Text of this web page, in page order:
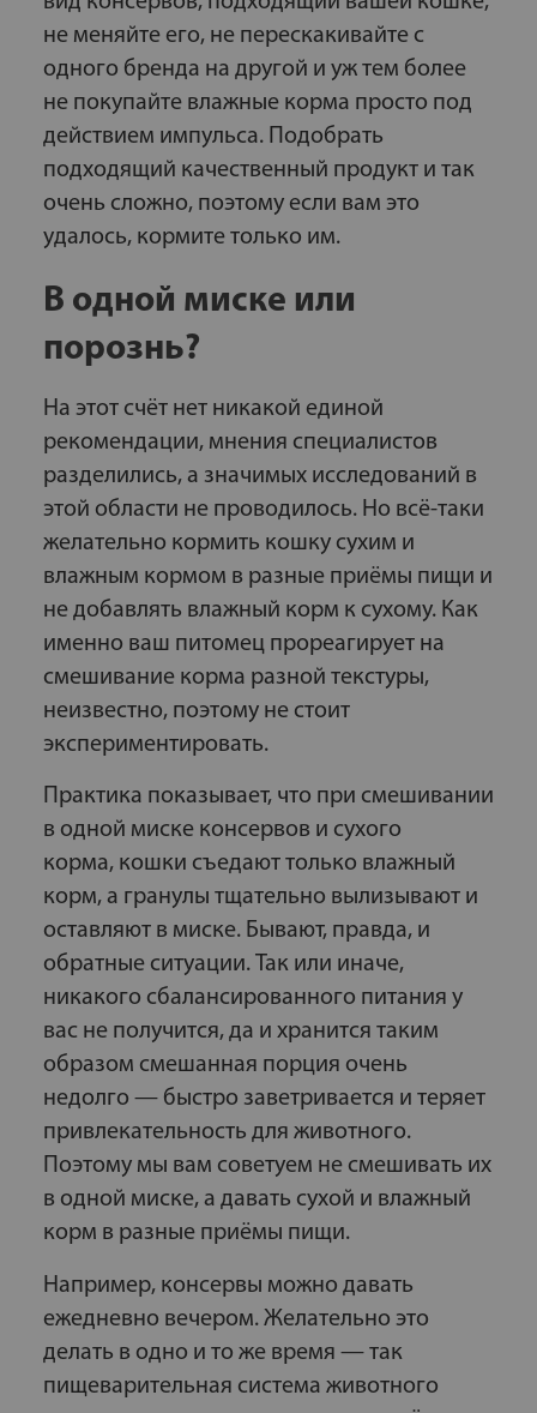
не меняйте его, не перескакивайте с
одного бренда на другой и уж тем более
не покупайте влажные корма просто под
действием импульса. Подобрать
подходящий качественный продукт и так
очень сложно, поэтому если вам это
удалось, кормите только им.
В одной миске или
порознь?
На этот счёт нет никакой единой
рекомендации, мнения специалистов
разделились, а значимых исследований в
этой области не проводилось. Но всё-таки
желательно кормить кошку сухим и
влажным кормом в разные приёмы пищи и
не добавлять влажный корм к сухому. Как
именно ваш питомец прореагирует на
смешивание корма разной текстуры,
неизвестно, поэтому не стоит
экспериментировать.
Практика показывает, что при смешивании
в одной миске консервов и сухого
корма, кошки съедают только влажный
корм, а гранулы тщательно вылизывают и
оставляют в миске. Бывают, правда, и
обратные ситуации. Так или иначе,
никакого сбалансированного питания у
вас не получится, да и хранится таким
образом смешанная порция очень
недолго — быстро заветривается и теряет
привлекательность для животного.
Поэтому мы вам советуем не смешивать их
в одной миске, а давать сухой и влажный
корм в разные приёмы пищи.
Например, консервы можно давать
ежедневно вечером. Желательно это
делать в одно и то же время — так
пищеварительная система животного